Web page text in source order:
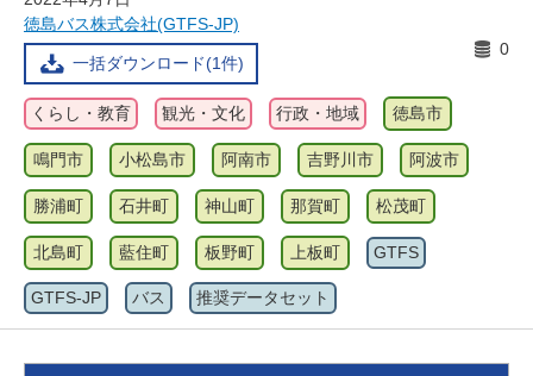
徳島バス株式会社(GTFS-JP)
一括ダウンロード(1件)
0
くらし・教育 観光・文化 行政・地域 徳島市
鳴門市 小松島市 阿南市 吉野川市 阿波市
勝浦町 石井町 神山町 那賀町 松茂町
北島町 藍住町 板野町 上板町 GTFS
GTFS-JP バス 推奨データセット